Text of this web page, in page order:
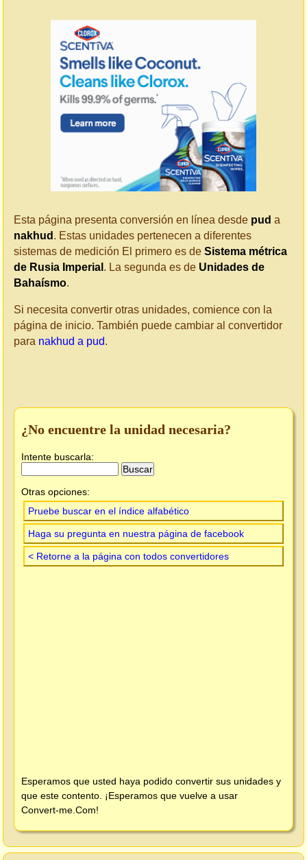
Esta página presenta conversión en línea desde pud a
nakhud . Estas unidades pertenecen a diferentes
sistemas de medición El primero es de Sistema métrica
de Rusia Imperial . La segunda es de Unidades de
Bahaísmo.
Si necesita convertir otras unidades, comience con la
página de inicio. También puede cambiar al convertidor
para nakhud a pud.
¿No encuentre la unidad necesaria?
Intente buscarla:
Otras opciones:
Pruebe buscar en el índice alfabético
Haga su pregunta en nuestra página de facebook
< Retorne a la página con todos convertidores
Esperamos que usted haya podido convertir sus unidades y
que este contento. ¡Esperamos que vuelve a usar
Convert-me.Com!